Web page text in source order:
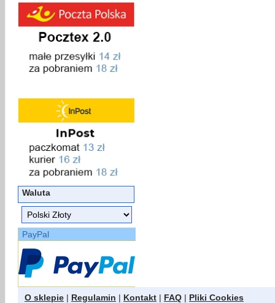
Waluta
PayPal
O sklepie | Regulamin | Kontakt | FAQ | Pliki Cookies